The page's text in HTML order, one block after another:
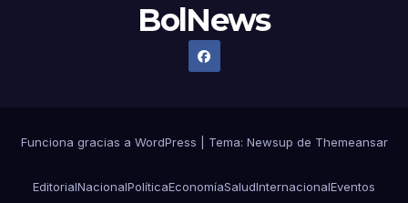
BolNews
Funciona gracias a WordPress Tema: Newsup de Themeansar
EditorialNacionalPolíticaEconomíaSaludInternacionalEventos